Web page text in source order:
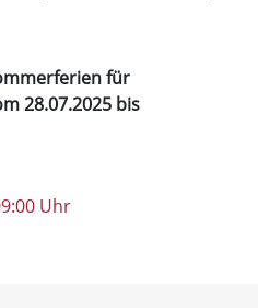
für
28.07.2025 bis
Uhr